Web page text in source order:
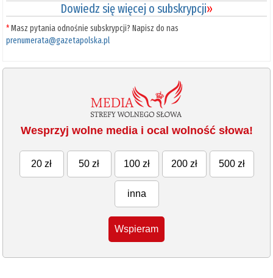
Dowiedz się więcej o subskrypcji»
*Masz pytania odnośnie subskrypcji? Napisz do nas
prenumerata@gazetapolska.pl
Wesprzyj wolne media i ocal wolność słowa!
20 zł 50 zł 100 zł 200 zł 500 zł
inna
Wspieram